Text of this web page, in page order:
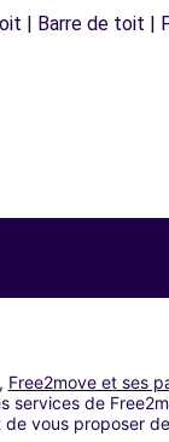
| Barre de toit |